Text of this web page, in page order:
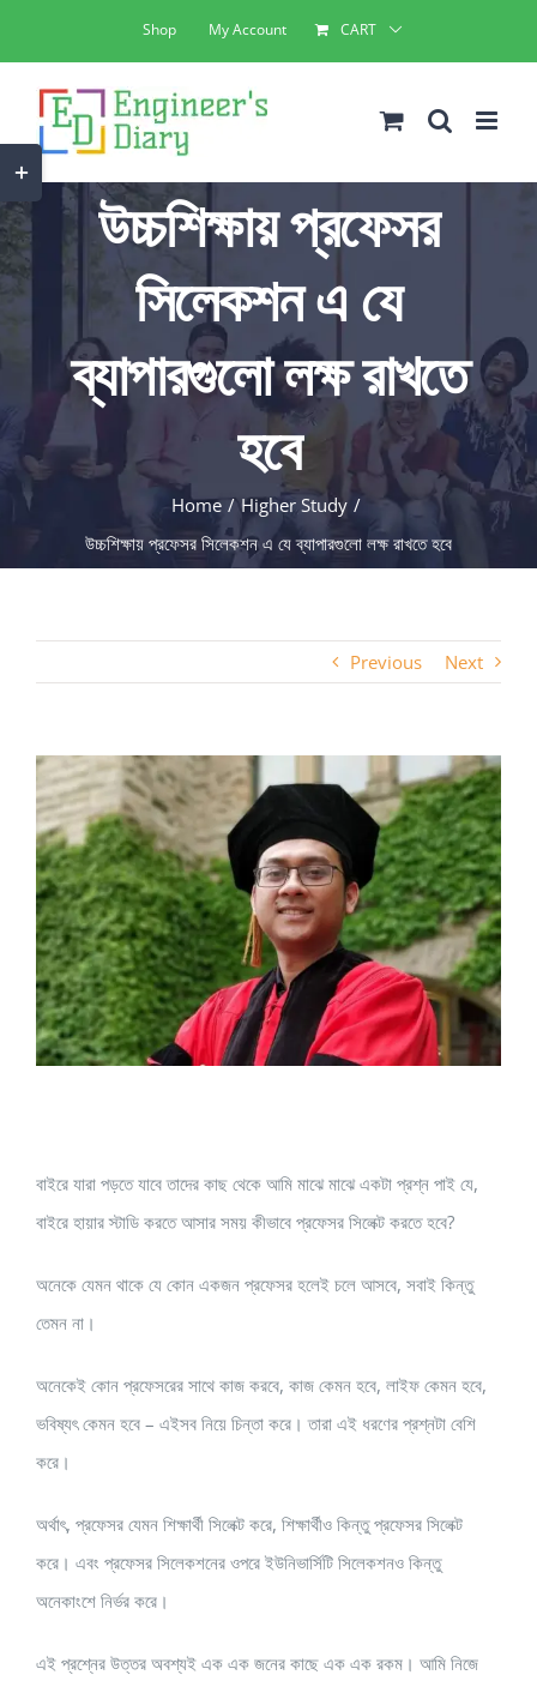
to
content
Shop My Account CART
উচ্চশিক্ষায় প্রফেসর
সিলেকশন এ যে
ব্যাপারগুলো লক্ষ রাখতে
হবে
Home
Higher Study
উচ্চশিক্ষায় প্রফেসর সিলেকশন এ যে ব্যাপারগুলো লক্ষ রাখতে হবে
Previous Next
View
Larger
Image
বাইরে যারা পড়তে যাবে তাদের কাছ থেকে আমি মাঝে মাঝে একটা প্রশ্ন পাই যে,
বাইরে হায়ার স্টাডি করতে আসার সময় কীভাবে প্রফেসর সিলেক্ট করতে হবে?
অনেকে যেমন থাকে যে কোন একজন প্রফেসর হলেই চলে আসবে, সবাই কিন্তু
তেমন না।
অনেকেই কোন প্রফেসরের সাথে কাজ করবে, কাজ কেমন হবে, লাইফ কেমন হবে,
ভবিষ্যৎ কেমন হবে – এইসব নিয়ে চিন্তা করে। তারা এই ধরণের প্রশ্নটা বেশি
করে।
অর্থাৎ, প্রফেসর যেমন শিক্ষার্থী সিলেক্ট করে, শিক্ষার্থীও কিন্তু প্রফেসর সিলেক্ট
করে। এবং প্রফেসর সিলেকশনের ওপরে ইউনিভার্সিটি সিলেকশনও কিন্তু
অনেকাংশে নির্ভর করে।
এই প্রশ্নের উত্তর অবশ্যই এক এক জনের কাছে এক এক রকম। আমি নিজে
Toggle
Sliding
Bar
Area